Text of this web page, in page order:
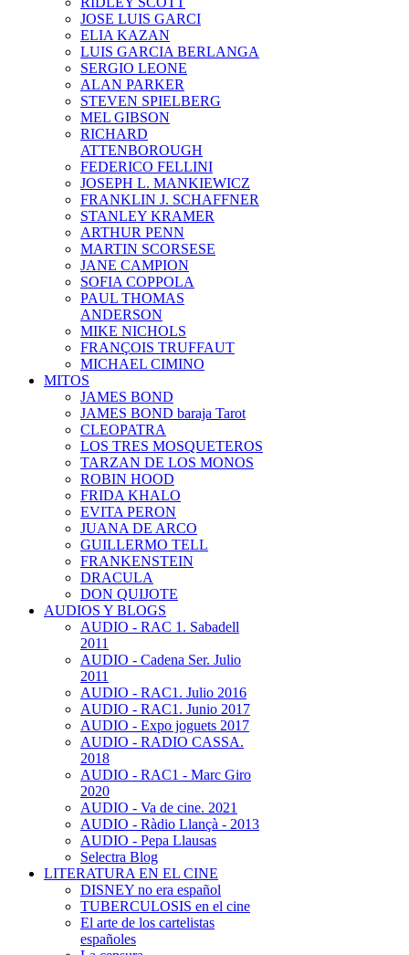
JOSE LUIS GARCI
ELIA KAZAN
LUIS GARCIA BERLANGA
SERGIO LEONE
ALAN PARKER
STEVEN SPIELBERG
MEL GIBSON
RICHARD
ATTENBOROUGH
FEDERICO FELLINI
JOSEPH L. MANKIEWICZ
FRANKLIN J. SCHAFFNER
STANLEY KRAMER
ARTHUR PENN
MARTIN SCORSESE
JANE CAMPION
SOFIA COPPOLA
PAUL THOMAS
ANDERSON
MIKE NICHOLS
FRANÇOIS TRUFFAUT
MICHAEL CIMINO
MITOS
JAMES BOND
JAMES BOND baraja Tarot
CLEOPATRA
LOS TRES MOSQUETEROS
TARZAN DE LOS MONOS
ROBIN HOOD
FRIDA KHALO
EVITA PERON
JUANA DE ARCO
GUILLERMO TELL
FRANKENSTEIN
DRACULA
DON QUIJOTE
AUDIOS Y BLOGS
AUDIO - RAC 1. Sabadell
2011
AUDIO - Cadena Ser. Julio
2011
AUDIO - RAC1. Julio 2016
AUDIO - RAC1. Junio 2017
AUDIO - Expo joguets 2017
AUDIO - RADIO CASSA.
2018
AUDIO - RAC1 - Marc Giro
2020
AUDIO - Va de cine. 2021
AUDIO - Ràdio Llançà - 2013
AUDIO - Pepa Llausas
Selectra Blog
LITERATURA EN EL CINE
DISNEY no era español
TUBERCULOSIS en el cine
El arte de los cartelistas
españoles